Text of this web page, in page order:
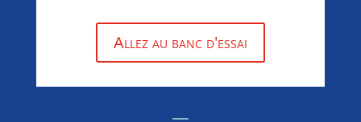
Allez au banc d'essai